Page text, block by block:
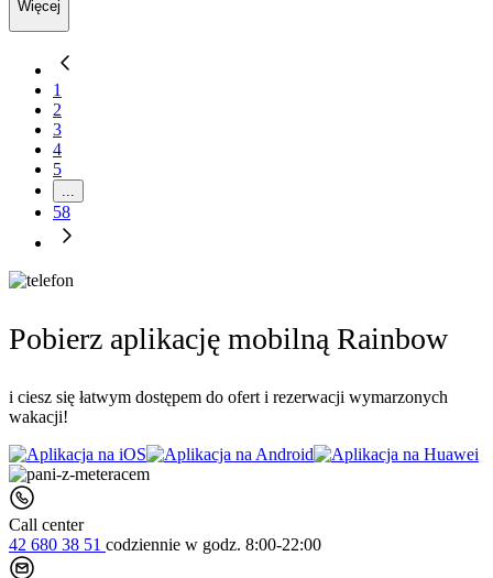
Więcej
1
2
3
4
5
...
58
Pobierz aplikację mobilną Rainbow
i ciesz się łatwym dostępem do ofert i rezerwacji wymarzonych
wakacji!
Call center
42 680 38 51 codziennie w godz. 8:00-22:00